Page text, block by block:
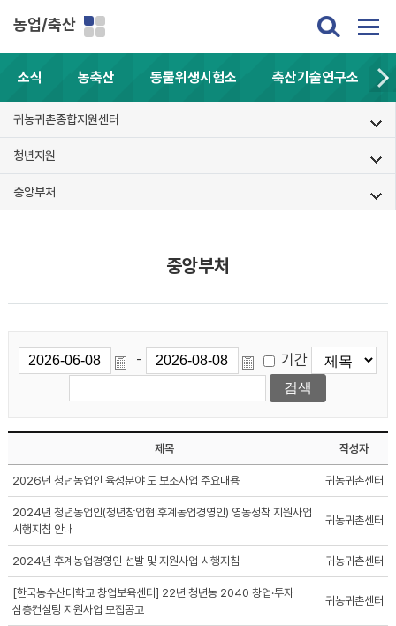
농업/축산
소식 농축산 동물위생시험소 축산기술연구소
귀농귀촌종합지원센터
청년지원
중앙부처
중앙부처
- 기간
제목 작성자
2026년 청년농업인 육성분야 도 보조사업 주요내용 귀농귀촌센터
2024년 청년농업인(청년창업협 후계농업경영인) 영농정착 지원사업
시행지침 안내
귀농귀촌센터
2024년 후계농업경영인 선발 및 지원사업 시행지침 귀농귀촌센터
[한국농수산대학교 창업보육센터] 22년 청년농 2040 창업·투자
심층컨설팅 지원사업 모집공고
귀농귀촌센터